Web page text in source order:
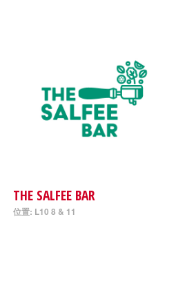
THE SALFEE BAR
位置: L10 8 & 11